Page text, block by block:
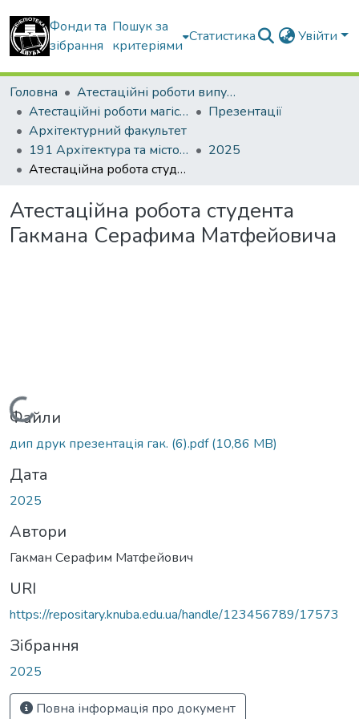
Фонди та
зібрання
Пошук за
критеріями
Статистика Увійти
Головна
Атестаційні роботи випускників
Атестаційні роботи магістрів
Презентації
Архітектурний факультет
191 Архітектура та містобудування. Містобудування. Архітектурно-містобудівне проектування
2025
Атестаційна робота студента Гакмана Серафима Матфейовича
Атестаційна робота студента
Гакмана Серафима Матфейовича
Вантажиться...
Файли
дип друк презентація гак. (6).pdf(10,86 MB)
Дата
2025
Автори
Гакман Серафим Матфейович
URI
https://repositary.knuba.edu.ua/handle/123456789/17573
Зібрання
2025
Повна інформація про документ